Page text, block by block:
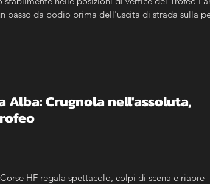
passo da podio prima dell'uscita di strada sulla
Alba: Crugnola nell'assoluta,
HF regala spettacolo, colpi di scena e riapre